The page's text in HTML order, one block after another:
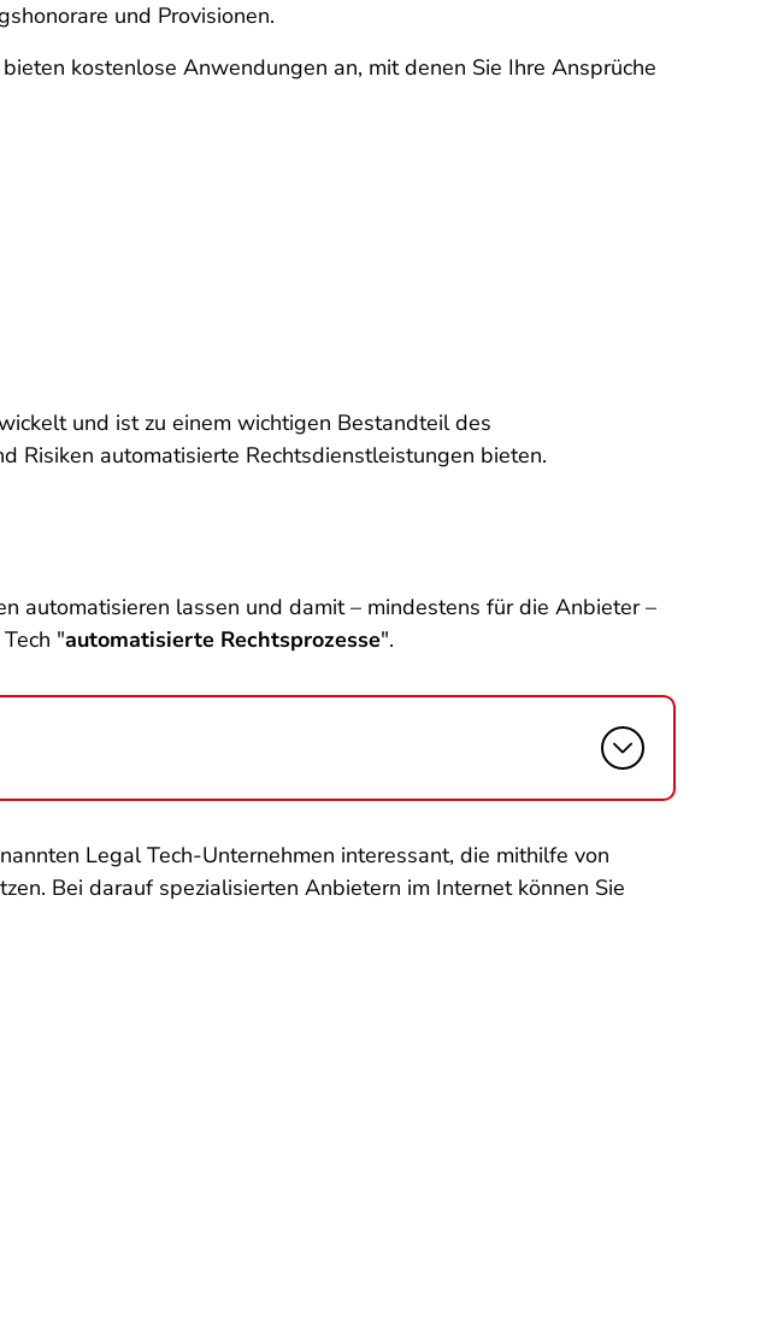
und Provisionen.
kostenlose Anwendungen an, mit denen Sie Ihre Ansprüche
und ist zu einem wichtigen Bestandteil des
Risiken automatisierte Rechtsdienstleistungen bieten.
automatisieren lassen und damit – mindestens für die Anbieter –
"automatisierte Rechtsprozesse".
Legal Tech-Unternehmen interessant, die mithilfe von
Bei darauf spezialisierten Anbietern im Internet können Sie